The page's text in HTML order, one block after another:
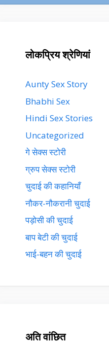
लोकप्रिय श्रेणियां
Aunty Sex Story
Bhabhi Sex
Hindi Sex Stories
Uncategorized
गे सेक्स स्टोरी
ग्रुप सेक्स स्टोरी
चुदाई की कहानियाँ
नौकर-नौकरानी चुदाई
पड़ोसी की चुदाई
बाप बेटी की चुदाई
भाई-बहन की चुदाई
अति वांछित